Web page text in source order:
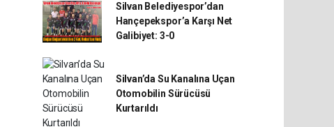
Silvan Belediyespor’dan
Hançepekspor’a Karşı Net
Galibiyet: 3-0
Silvan’da Su Kanalına Uçan
Otomobilin Sürücüsü
Kurtarıldı